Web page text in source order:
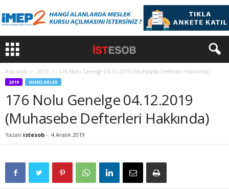
Ana sayfa 2019 176 Nolu Genelge 04.12.2019 (Muhasebe Defterleri Hakkında)
2019 GENELGELER
176 Nolu Genelge 04.12.2019
(Muhasebe Defterleri Hakkında)
Yazan istesob - 4 Aralık 2019